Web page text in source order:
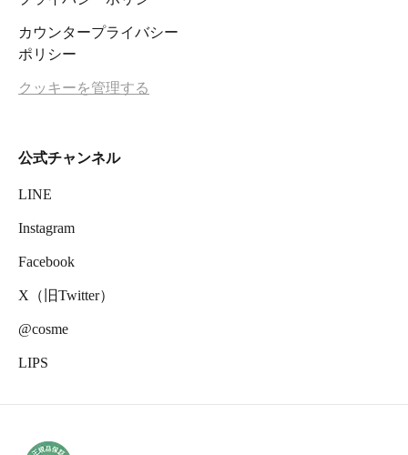
カウンタープライバシー
ポリシー
クッキーを管理する
公式チャンネル
LINE
Instagram
Facebook
X（旧Twitter）
@cosme
LIPS